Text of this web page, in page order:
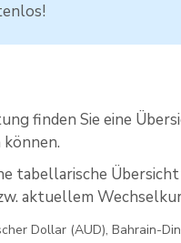
finden Sie eine
tabellarische
aktuellem
Dollar (AUD), Bahrain-